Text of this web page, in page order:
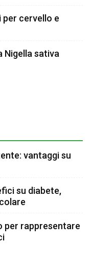
cervello e
Nigella sativa
vantaggi su
su diabete,
per rappresentare